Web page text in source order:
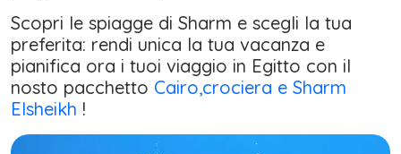
Scopri le spiagge di Sharm e scegli la tua
preferita: rendi unica la tua vacanza e
pianifica ora i tuoi viaggio in Egitto con il
nosto pacchetto Cairo,crociera e Sharm
Elsheikh !